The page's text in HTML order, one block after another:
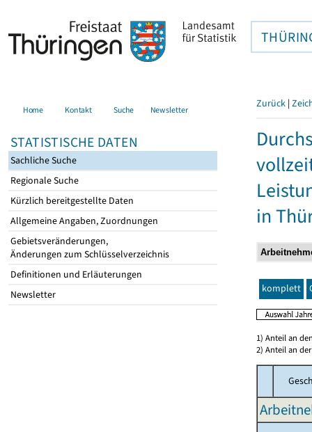
Home Kontakt Suche Newsletter
STATISTISCHE DATEN
Sachliche Suche
Regionale Suche
Kürzlich bereitgestellte Daten
Allgemeine Angaben, Zuordnungen
Gebietsveränderungen,
Änderungen zum Schlüsselverzeichnis
Definitionen und Erläuterungen
Newsletter
Zurück |
in
komplett
1) Anteil an
2) Anteil an